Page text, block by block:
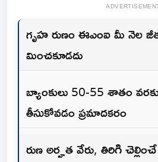
గృహ రుణం ఈఎంఐ మీ నెల
మించకూడదు
బ్యాంకులు 50-55 శాతం
తీసుకోవడం ప్రమాదకరం
రుణ అర్హత వేరు, తిరిగి